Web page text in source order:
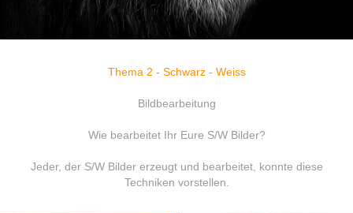
Thema 2 - Schwarz - Weiss
Bildbearbeitung
Wie bearbeitet Ihr Eure S/W Bilder?
Jeder, der S/W Bilder erzeugt und bearbeitet, konnte diese
Techniken vorstellen.